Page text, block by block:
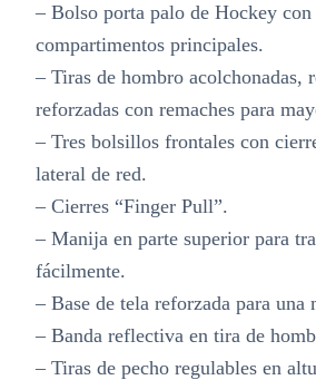
– Bolso porta palo de Hockey
compartimentos principales.
– Tiras de hombro acolchonadas,
reforzadas con remaches para
– Tres bolsillos frontales con
lateral de red.
– Cierres “Finger Pull”.
– Manija en parte superior para
fácilmente.
– Base de tela reforzada para una
– Banda reflectiva en tira de
– Tiras de pecho regulables en